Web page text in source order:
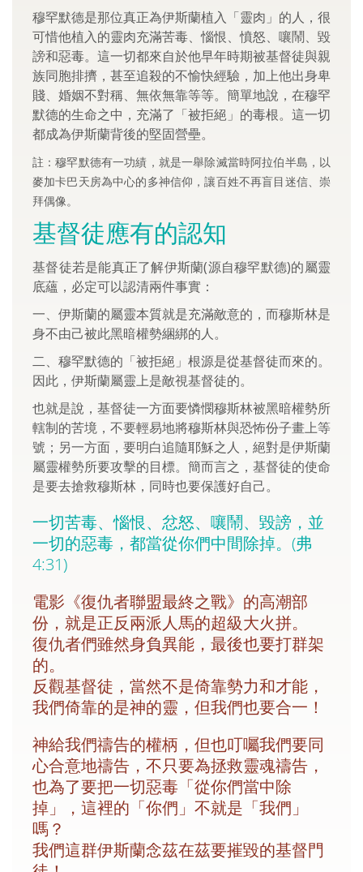
穆罕默德是那位真正為伊斯蘭植入「靈肉」的人，很
可惜他植入的靈肉充滿苦毒、惱恨、憤怒、嚷鬧、毀
謗和惡毒。這一切都來自於他早年時期被基督徒與親
族同胞排擠，甚至追殺的不愉快經驗，加上他出身卑
賤、婚姻不對稱、無依無靠等等。簡單地說，在穆罕
默德的生命之中，充滿了「被拒絕」的毒根。這一切
都成為伊斯蘭背後的堅固營壘。
註：穆罕默德有一功績，就是一舉除滅當時阿拉伯半島，以
麥加卡巴天房為中心的多神信仰，讓百姓不再盲目迷信、崇
拜偶像。
基督徒應有的認知
基督徒若是能真正了解伊斯蘭(源自穆罕默德)的屬靈
底蘊，必定可以認清兩件事實：
一、伊斯蘭的屬靈本質就是充滿敵意的，而穆斯林是
身不由己被此黑暗權勢綑綁的人。
二、穆罕默德的「被拒絕」根源是從基督徒而來的。
因此，伊斯蘭屬靈上是敵視基督徒的。
也就是說，基督徒一方面要憐憫穆斯林被黑暗權勢所
轄制的苦境，不要輕易地將穆斯林與恐怖份子畫上等
號；另一方面，要明白追隨耶穌之人，絕對是伊斯蘭
屬靈權勢所要攻擊的目標。簡而言之，基督徒的使命
是要去搶救穆斯林，同時也要保護好自己。
一切苦毒、惱恨、忿怒、嚷鬧、毀謗，並
一切的惡毒，都當從你們中間除掉。(弗
4:31)
電影《復仇者聯盟最終之戰》的高潮部
份，就是正反兩派人馬的超級大火拼。
復仇者們雖然身負異能，最後也要打群架
的。
反觀基督徒，當然不是倚靠勢力和才能，
我們倚靠的是神的靈，但我們也要合一！
神給我們禱告的權柄，但也叮囑我們要同
心合意地禱告，不只要為拯救靈魂禱告，
也為了要把一切惡毒「從你們當中除
掉」，這裡的「你們」不就是「我們」
嗎？
我們這群伊斯蘭念茲在茲要摧毀的基督門